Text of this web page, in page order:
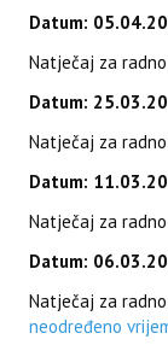
Datum:
Natječaj za
Datum:
Natječaj za
Datum:
Natječaj za
Datum:
Natječaj za
neodređeno